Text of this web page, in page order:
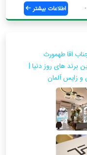
اطلاعات بیشتر
جناب اقا طهمورث
برند های روز دنیا |
و زایس آلمان